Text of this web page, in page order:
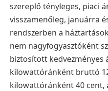
szereplő tényleges, piaci
visszamenőleg, januárra
rendszerben a
nem nagyfogyasztóként
biztosított kedvezményes
kilowattóránként bruttó
kilowattóránként 40 cent,